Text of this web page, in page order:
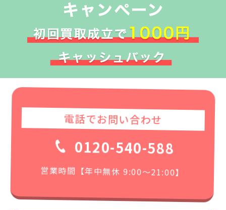
電話でお問い合わせ
0120-540-588
営業時間【年中無休 9:00〜21:00】